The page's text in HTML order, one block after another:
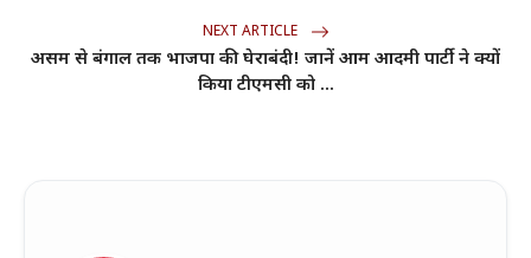
NEXT ARTICLE
असम से बंगाल तक भाजपा की घेराबंदी! जानें आम आदमी पार्टी ने क्यों
किया टीएमसी को ...